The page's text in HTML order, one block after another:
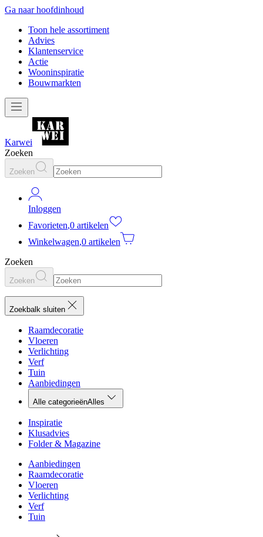
Ga naar hoofdinhoud
Toon hele assortiment
Advies
Klantenservice
Actie
Wooninspiratie
Bouwmarkten
Karwei
Zoeken
Zoeken
Inloggen
Favorieten,0 artikelen
Winkelwagen,0 artikelen
Zoeken
Zoeken
Zoekbalk sluiten
Raamdecoratie
Vloeren
Verlichting
Verf
Tuin
Aanbiedingen
Alle categorieënAlles
Inspiratie
Klusadvies
Folder & Magazine
Aanbiedingen
Raamdecoratie
Vloeren
Verlichting
Verf
Tuin